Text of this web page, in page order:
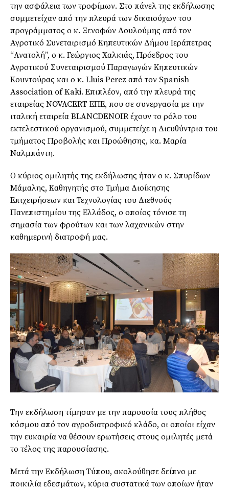
την ασφάλεια των τροφίμων. Στο πάνελ της εκδήλωσης
συμμετείχαν από την πλευρά των δικαιούχων του
προγράμματος ο κ. Ξενοφών Δουλούμης από τον
Αγροτικό Συνεταιρισμό Κηπευτικών Δήμου Ιεράπετρας
“Ανατολή”, ο κ. Γεώργιος Χαλκιάς, Πρόεδρος του
Αγροτικού Συνεταιρισμού Παραγωγών Κηπευτικών
Κουντούρας και ο κ. Lluis Perez από τον Spanish
Association of Kaki. Επιπλέον, από την πλευρά της
εταιρείας NOVACERT ΕΠΕ, που σε συνεργασία με την
ιταλική εταιρεία BLANCDENOIR έχουν το ρόλο του
εκτελεστικού οργανισμού, συμμετείχε η Διευθύντρια του
τμήματος Προβολής και Προώθησης, κα. Μαρία
Ναλμπάντη.
Ο κύριος ομιλητής της εκδήλωσης ήταν ο κ. Σπυρίδων
Μάμαλης, Καθηγητής στο Τμήμα Διοίκησης
Επιχειρήσεων και Τεχνολογίας του Διεθνούς
Πανεπιστημίου της Ελλάδος, ο οποίος τόνισε τη
σημασία των φρούτων και των λαχανικών στην
καθημερινή διατροφή μας.
Την εκδήλωση τίμησαν με την παρουσία τους πλήθος
κόσμου από τον αγροδιατροφικό κλάδο, οι οποίοι είχαν
την ευκαιρία να θέσουν ερωτήσεις στους ομιλητές μετά
το τέλος της παρουσίασης.
Μετά την Εκδήλωση Τύπου, ακολούθησε δείπνο με
ποικιλία εδεσμάτων, κύρια συστατικά των οποίων ήταν